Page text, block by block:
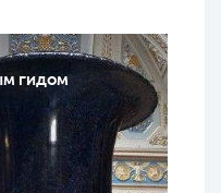
ГИДОМ